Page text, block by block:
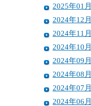
2025年01月
2024年12月
2024年11月
2024年10月
2024年09月
2024年08月
2024年07月
2024年06月